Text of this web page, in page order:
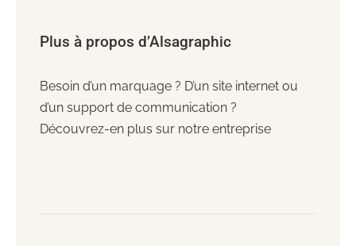
Plus à propos d’Alsagraphic
Besoin d’un marquage ? D’un site internet ou
d’un support de communication ?
Découvrez-en plus sur notre entreprise